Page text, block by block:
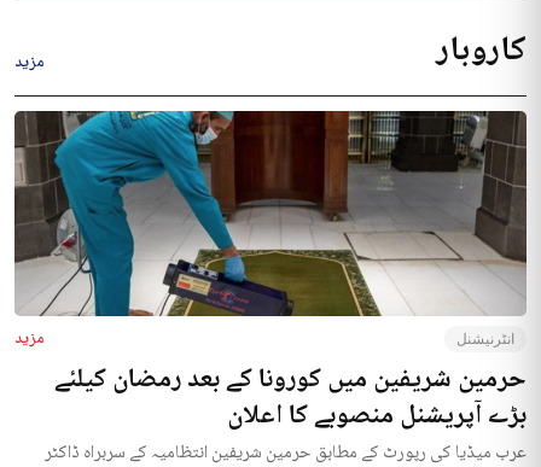
کاروبار مزید
انٹرنیشنل مزید
حرمین شریفین میں کورونا کے بعد رمضان کیلئے
بڑے آپریشنل منصوبے کا اعلان
عرب میڈیا کی رپورٹ کے مطابق حرمین شریفین انتظامیہ کے سربراہ ڈاکٹر